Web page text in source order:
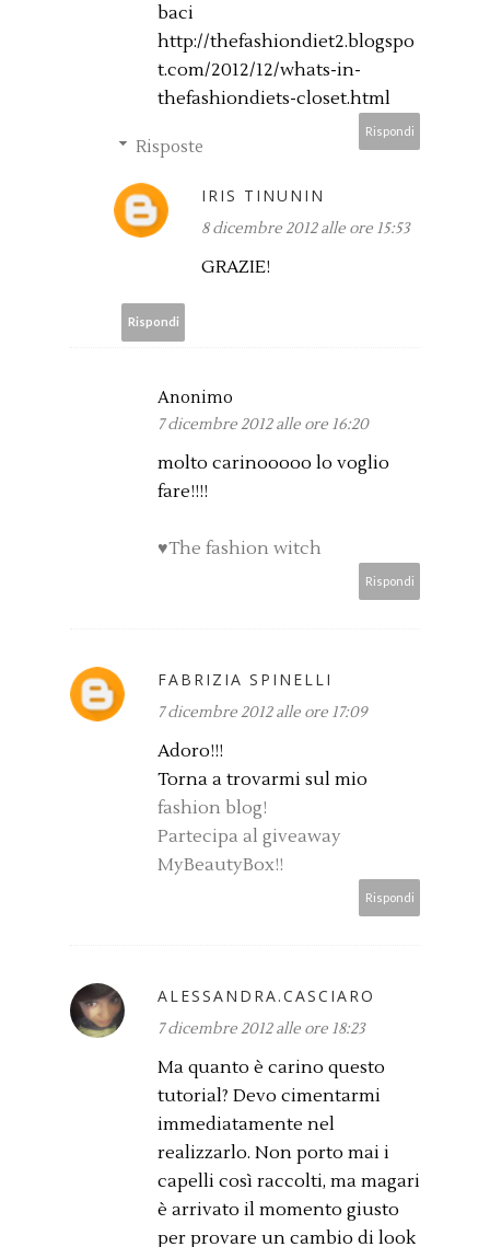
baci
http://thefashiondiet2.blogspo
t.com/2012/12/whats-in-
thefashiondiets-closet.html
Rispondi
Risposte
IRIS TINUNIN
8 dicembre 2012 alle ore 15:53
GRAZIE!
Rispondi
Anonimo
7 dicembre 2012 alle ore 16:20
molto carinooooo lo voglio
fare!!!!
♥The fashion witch
Rispondi
FABRIZIA SPINELLI
7 dicembre 2012 alle ore 17:09
Adoro!!!
Torna a trovarmi sul mio
fashion blog!
Partecipa al giveaway
MyBeautyBox!!
Rispondi
ALESSANDRA.CASCIARO
7 dicembre 2012 alle ore 18:23
Ma quanto è carino questo
tutorial? Devo cimentarmi
immediatamente nel
realizzarlo. Non porto mai i
capelli così raccolti, ma magari
è arrivato il momento giusto
per provare un cambio di look